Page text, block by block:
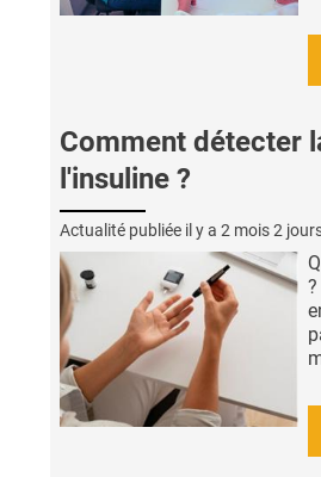
Comment détecter
l'insuline ?
Actualité publiée il y a 2 mois 2